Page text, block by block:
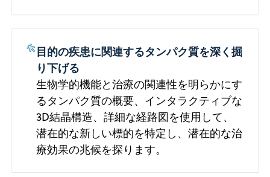
目的の疾患に関連するタンパク質を深く掘
り下げる
生物学的機能と治療の関連性を明らかにす
るタンパク質の概要、インタラクティブな
3D結晶構造、詳細な経路図を使用して、
潜在的な新しい標的を特定し、潜在的な治
療効果の兆候を探ります。